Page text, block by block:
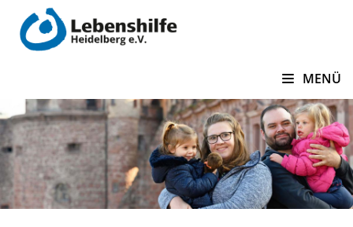
zum Inhalt springen
MENÜ